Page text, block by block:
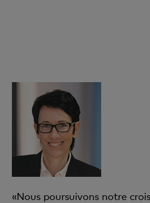
«Nous poursuivons notre